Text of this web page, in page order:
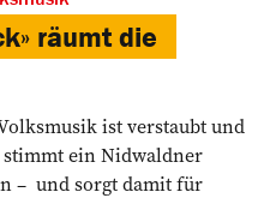
räumt die
ist verstaubt und
ein Nidwaldner
– und sorgt damit für